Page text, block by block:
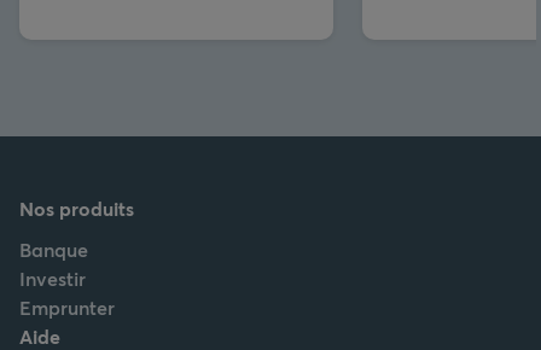
Nos produits
Banque
Investir
Emprunter
Aide